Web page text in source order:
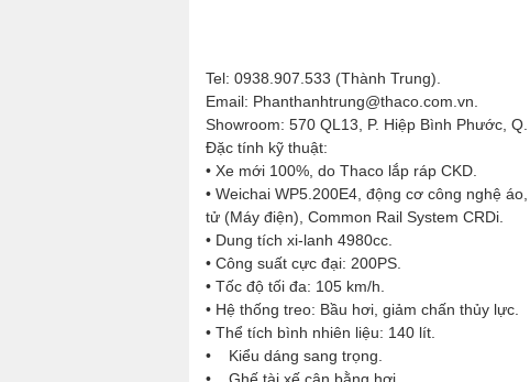
Tel: 0938.907.533 (Thành Trung).
Email: Phanthanhtrung@thaco.com.vn.
Showroom: 570 QL13, P. Hiệp Bình Phước,
Đặc tính kỹ thuật:
• Xe mới 100%, do Thaco lắp ráp CKD.
• Weichai WP5.200E4, động cơ công nghệ
tử (Máy điện), Common Rail System CRDi.
• Dung tích xi-lanh 4980cc.
• Công suất cực đại: 200PS.
• Tốc độ tối đa: 105 km/h.
• Hệ thống treo: Bầu hơi, giảm chấn thủy lực.
• Thể tích bình nhiên liệu: 140 lít.
• Kiểu dáng sang trọng.